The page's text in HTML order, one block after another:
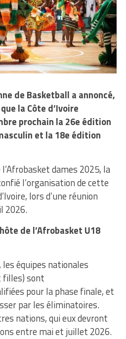
de Basketball a annoncé,
la Côte d’Ivoire
prochain la 26e édition
et la 18e édition
dames 2025, la
l’organisation de cette
lors d’une réunion
2026.
de l’Afrobasket U18
équipes nationales
filles) sont
pour la phase finale, et
par les éliminatoires.
nations, qui eux devront
entre mai et juillet 2026.